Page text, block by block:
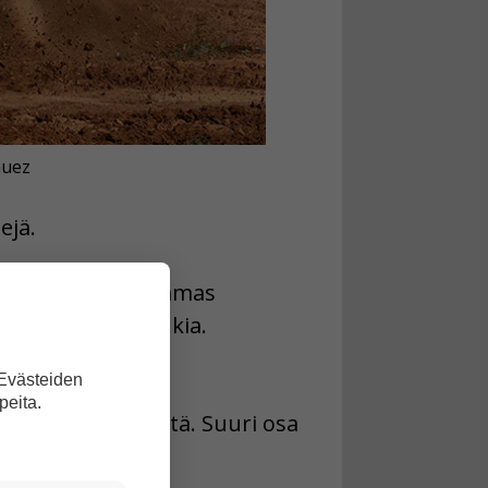
äärijärjestö Hamas
200 panttivankia.
25 000 ihmistä. Suuri osa